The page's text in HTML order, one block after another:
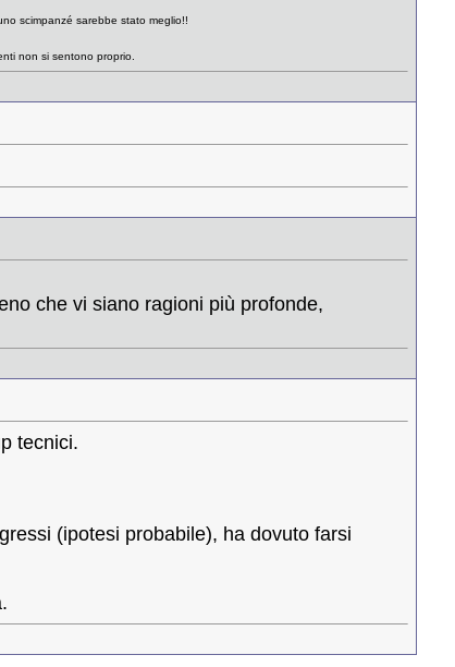
scimpanzé sarebbe stato meglio!!
non si sentono proprio.
che vi siano ragioni più profonde,
tecnici.
(ipotesi probabile), ha dovuto farsi